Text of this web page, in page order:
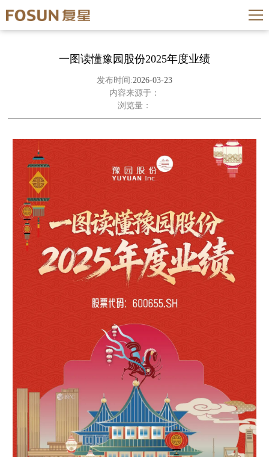
一图读懂豫园股份2025年度业绩
发布时间:2026-03-23
内容来源于：
浏览量：